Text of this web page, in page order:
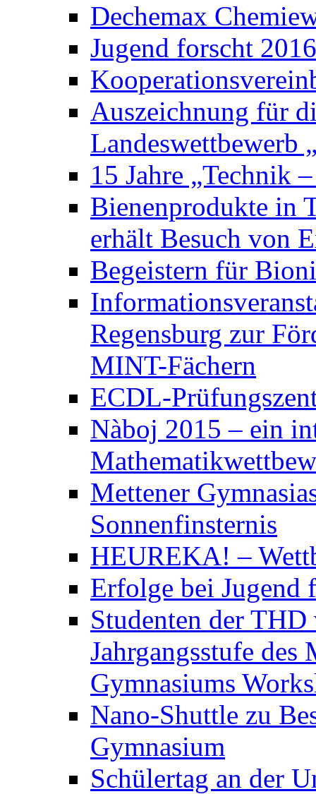
Dechemax
Jugend forscht 2016
Auszeichnung für
Landeswettbewerb
15 Jahre „Technik
Bienenprodukte in
erhält Besuch von
Begeistern für
Regensburg zur
MINT-Fächern
ECDL-
Nàboj 2015 – ein
Mettener
Sonnenfinsternis
HEUREKA! –
Erfolge bei Jugend
Studenten der
Jahrgangsstufe
Gymnasiums
Nano-Shuttle zu
Gymnasium
Schülertag an der